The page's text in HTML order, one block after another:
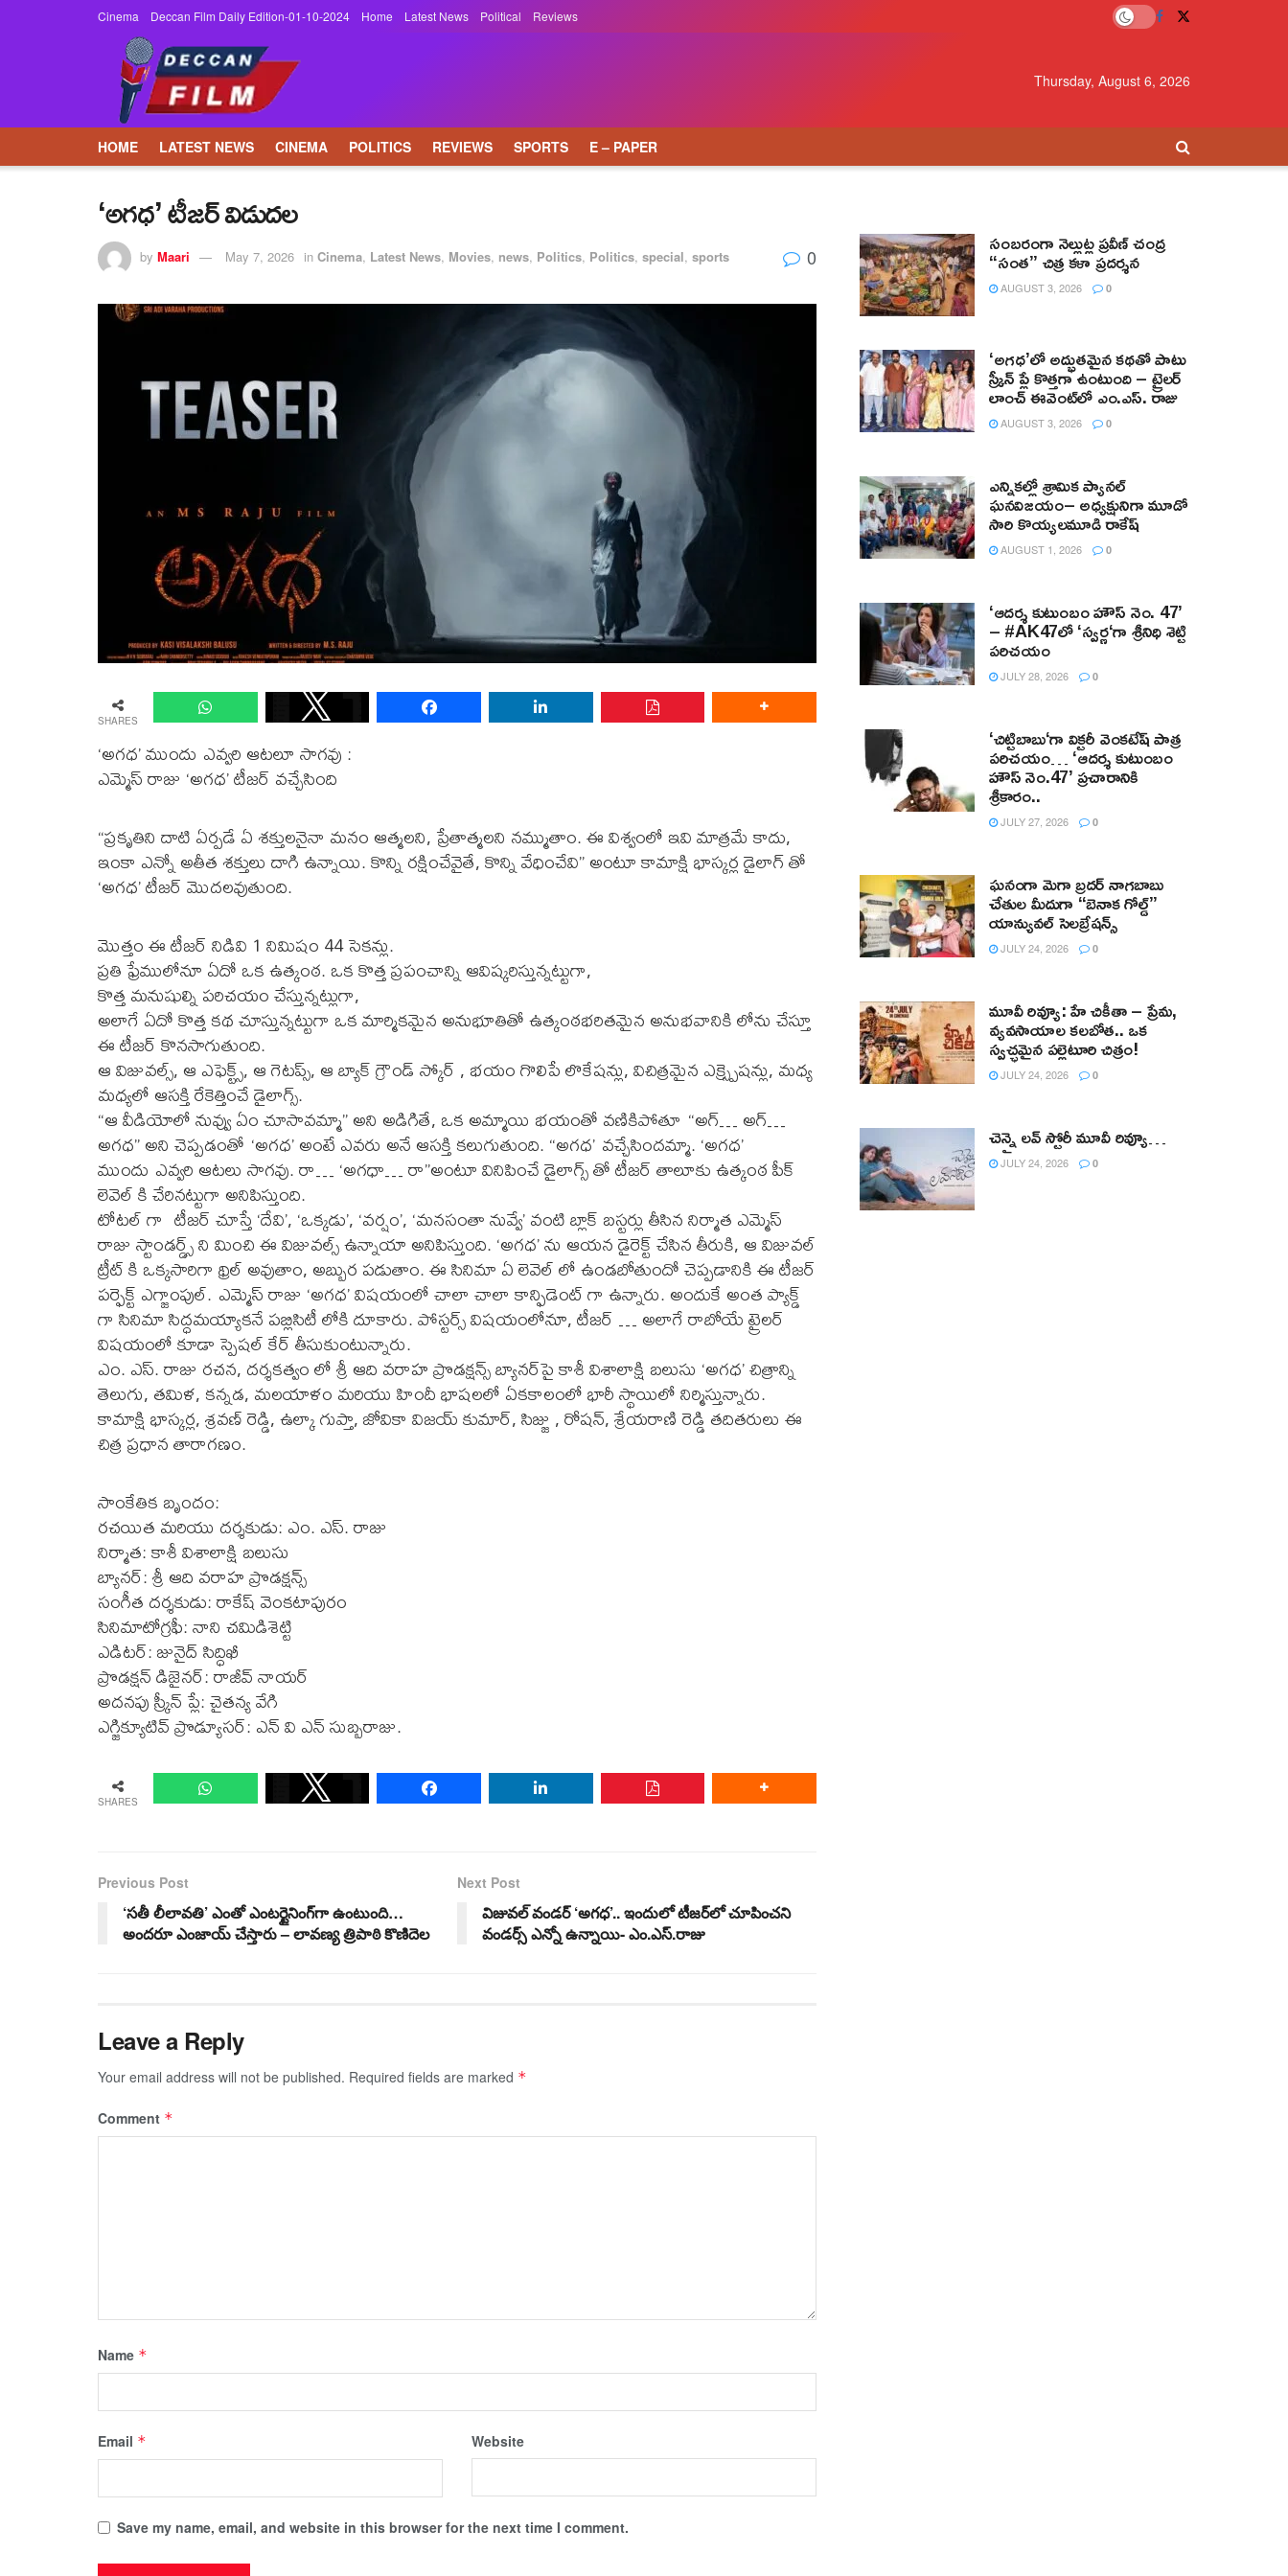
Cinema Deccan Film Daily Edition-01-10-2024 Home Latest News Political Reviews
Thursday, August 6, 2026
HOME LATEST NEWS CINEMA POLITICS REVIEWS SPORTS E – PAPER
‘అగధ’ టీజర్ విడుదల
by Maari May 7, 2026 in Cinema, Latest News, Movies, news, Politics, Politics, special, sports 0
SHARES
‘అగధ’ ముందు ఎవ్వరి ఆటలూ సాగవు :
ఎమ్మెస్ రాజు ‘అగధ’ టీజర్ వచ్చేసింది
“ప్రకృతిని దాటి ఏర్పడే ఏ శక్తులనైనా మనం ఆత్మలని, ప్రేతాత్మలని నమ్ముతాం. ఈ విశ్వంలో ఇవి మాత్రమే కాదు,
ఇంకా ఎన్నో అతీత శక్తులు దాగి ఉన్నాయి. కొన్ని రక్షించేవైతే, కొన్ని వేధించేవి” అంటూ కామాక్షి భాస్కర్ల డైలాగ్ తో
‘అగధ’ టీజర్ మొదలవుతుంది.
మొత్తం ఈ టీజర్ నిడివి 1 నిమిషం 44 సెకన్లు.
ప్రతి ఫ్రేములోనూ ఏదో ఒక ఉత్కంఠ. ఒక కొత్త ప్రపంచాన్ని ఆవిష్కరిస్తున్నట్టుగా,
కొత్త మనుషుల్ని పరిచయం చేస్తున్నట్లుగా,
అలాగే ఏదో కొత్త కథ చూస్తున్నట్టుగా ఒక మార్మికమైన అనుభూతితో ఉత్కంఠభరితమైన అనుభవానికి లోను చేస్తూ
ఈ టీజర్ కొనసాగుతుంది.
ఆ విజువల్స్, ఆ ఎఫెక్ట్స్, ఆ గెటప్స్, ఆ బ్యాక్ గ్రౌండ్ స్కోర్ , భయం గొలిపే లొకేషన్లు, విచిత్రమైన ఎక్స్ప్రెషన్లు, మధ్య
మధ్యలో ఆసక్తి రేకెత్తించే డైలాగ్స్.
“ఆ వీడియోలో నువ్వు ఏం చూసావమ్మా” అని అడిగితే, ఒక అమ్మాయి భయంతో వణికిపోతూ “అగ్… అగ్…
అగధ” అని చెప్పడంతో ‘అగధ’ అంటే ఎవరు అనే ఆసక్తి కలుగుతుంది. “అగధ’ వచ్చేసిందమ్మా. ‘అగధ’
ముందు ఎవ్వరి ఆటలు సాగవు. రా… ‘అగధా… రా”అంటూ వినిపించే డైలాగ్స్ తో టీజర్ తాలూకు ఉత్కంఠ పీక్
లెవెల్ కి చేరినట్టుగా అనిపిస్తుంది.
టోటల్ గా టీజర్ చూస్తే ‘దేవి’, ‘ఒక్కడు’, ‘వర్షం’, ‘మనసంతా నువ్వే’ వంటి బ్లాక్ బస్టర్లు తీసిన నిర్మాత ఎమ్మెస్
రాజు స్టాండర్డ్స్ ని మించి ఈ విజువల్స్ ఉన్నాయా అనిపిస్తుంది. ‘అగధ’ ను ఆయన డైరెక్ట్ చేసిన తీరుకి, ఆ విజువల్
ట్రీట్ కి ఒక్కసారిగా థ్రిల్ అవుతాం, అబ్బుర పడుతాం. ఈ సినిమా ఏ లెవెల్ లో ఉండబోతుందో చెప్పడానికి ఈ టీజర్
పర్ఫెక్ట్ ఎగ్జాంపుల్. ఎమ్మెస్ రాజు ‘అగధ’ విషయంలో చాలా చాలా కాన్ఫిడెంట్ గా ఉన్నారు. అందుకే అంత ప్యాక్డ్
గా సినిమా సిద్ధమయ్యాకనే పబ్లిసిటీ లోకి దూకారు. పోస్టర్స్ విషయంలోనూ, టీజర్ … అలాగే రాబోయే ట్రైలర్
విషయంలో కూడా స్పెషల్ కేర్ తీసుకుంటున్నారు.
ఎం. ఎస్. రాజు రచన, దర్శకత్వం లో శ్రీ ఆది వరాహ ప్రొడక్షన్స్ బ్యానర్‌పై కాశీ విశాలాక్షి బలుసు ‘అగధ’ చిత్రాన్ని
తెలుగు, తమిళ, కన్నడ, మలయాళం మరియు హిందీ భాషలలో ఏకకాలంలో భారీ స్థాయిలో నిర్మిస్తున్నారు.
కామాక్షి భాస్కర్ల, శ్రవణ్ రెడ్డి, ఉల్కా గుప్తా, జోవికా విజయ్ కుమార్, సిజ్జు , రోషన్, శ్రేయరాణి రెడ్డి తదితరులు ఈ
చిత్ర ప్రధాన తారాగణం.
సాంకేతిక బృందం:
రచయిత మరియు దర్శకుడు: ఎం. ఎస్. రాజు
నిర్మాత: కాశీ విశాలాక్షి బలుసు
బ్యానర్: శ్రీ ఆది వరాహ ప్రొడక్షన్స్
సంగీత దర్శకుడు: రాకేష్ వెంకటాపురం
సినిమాటోగ్రఫీ: నాని చమిడిశెట్టి
ఎడిటర్: జునైద్ సిద్ధిఖీ
ప్రొడక్షన్ డిజైనర్: రాజీవ్ నాయర్
అదనపు స్క్రీన్ ప్లే: చైతన్య వేగి
ఎగ్జిక్యూటివ్ ప్రొడ్యూసర్: ఎన్ వి ఎన్ సుబ్బరాజు.
SHARES
Previous Post
‘సతీ లీలావతి’ ఎంతో ఎంటర్టైనింగ్‌గా ఉంటుంది…
అందరూ ఎంజాయ్ చేస్తారు – లావణ్య త్రిపాఠి కొణిదెల
Next Post
విజువల్ వండర్‌ ‘అగధ’.. ఇందులో టీజర్‌లో చూపించని
వండర్స్ ఎన్నో ఉన్నాయి- ఎం.ఎస్.రాజు
Leave a Reply
Your email address will not be published. Required fields are marked *
Comment *
Name *
Email * Website
Save my name, email, and website in this browser for the next time I comment.
సంబరంగా నెల్లుట్ల ప్రవీణ్ చంద్ర
“సంత” చిత్ర కళా ప్రదర్శన
AUGUST 3, 2026 0
‘అగధ’లో అద్భుతమైన కథతో పాటు
స్క్రీన్ ప్లే కొత్తగా ఉంటుంది – ట్రైలర్
లాంచ్ ఈవెంట్‌లో ఎం.ఎస్. రాజు
AUGUST 3, 2026 0
ఎన్నికల్లో శ్రామిక ప్యానల్‌
ఘనవిజయం– అధ్యక్షునిగా మూడో
సారి కొయ్యలమూడి రాకేష్‌
AUGUST 1, 2026 0
‘ఆదర్శ కుటుంబం హౌస్ నెం. 47’
– #AK47లో ‘స్వర్ణ‘గా శ్రీనిధి శెట్టి
పరిచయం
JULY 28, 2026 0
‘చిట్టిబాబు‘గా విక్టరీ వెంకటేష్ పాత్ర
పరిచయం… ‘ఆదర్శ కుటుంబం
హౌస్ నెం.47’ ప్రచారానికి
శ్రీకారం..
JULY 27, 2026 0
ఘనంగా మెగా బ్రదర్ నాగబాబు
చేతుల మీదుగా “బెనాక గోల్డ్”
యాన్యువల్ సెలబ్రేషన్స్
JULY 24, 2026 0
మూవీ రివ్యూ: హే చికీతా – ప్రేమ,
వ్యవసాయాల కలబోత.. ఒక
స్వచ్ఛమైన పల్లెటూరి చిత్రం!
JULY 24, 2026 0
చెన్నై లవ్ స్టోరీ మూవీ రివ్యూ…
JULY 24, 2026 0